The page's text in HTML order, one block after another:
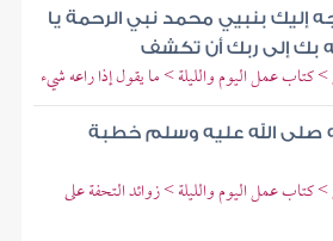
إليك بنبيي محمد نبي الرحمة يا
بك إلى ربك أن تكشف
كتاب عمل اليوم والليلة > ما يقول إذا راعه شيء
صلى الله عليه وسلم خطبة
كتاب عمل اليوم والليلة > زوائد التحفة على